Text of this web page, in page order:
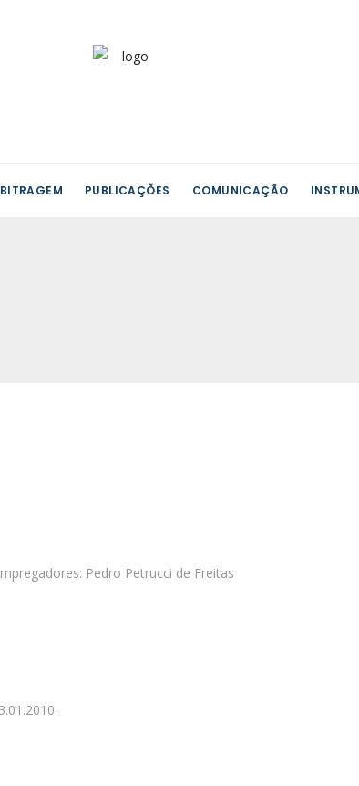
PUBLICAÇÕES COMUNICAÇÃO
Pedro Petrucci de Freitas